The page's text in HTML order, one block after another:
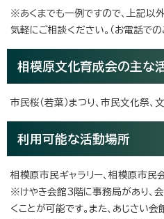
※あくまでも一例ですので、上記以
気軽にご相談ください。（お電話で
相模原文化育成会の主な
市民桜（若葉）まつり、市民文化祭、
利用可能な活動場所
相模原市民ギャラリー、相模原市民
※けやき会館3階に事務局があり、
くことが可能です。また、あじさい